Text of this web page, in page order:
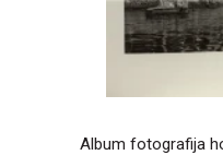
Album fotografija